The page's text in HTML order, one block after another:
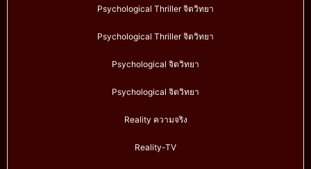
Psychological Thriller จิตวิทยา
Psychological Thriller จิตวิทยา
Psychological จิตวิทยา
Psychological จิตวิทยา
Reality ความจริง
Reality-TV